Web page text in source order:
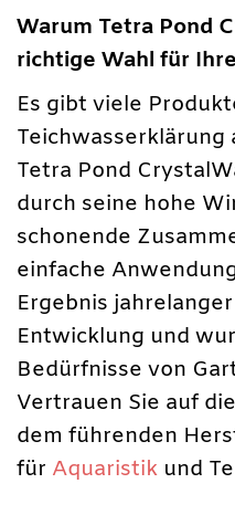
Warum Tetra Pond
richtige Wahl für
Es gibt viele
Tetra Pond
durch seine hohe
schonende
einfache
Ergebnis
Entwicklung und
Bedürfnisse von
Vertrauen Sie auf
dem führenden
für Aquaristik und